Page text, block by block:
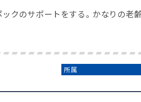
クのサポートをする。かなりの老
所属